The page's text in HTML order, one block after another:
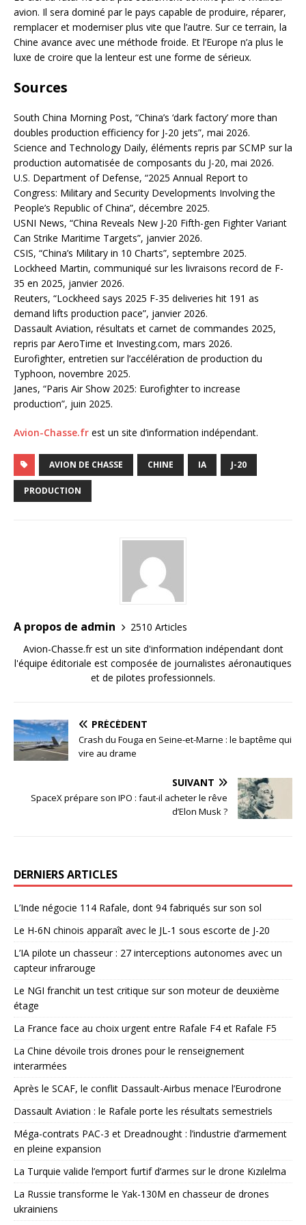
avion. Il sera dominé par le pays capable de produire, réparer,
remplacer et moderniser plus vite que l’autre. Sur ce terrain, la
Chine avance avec une méthode froide. Et l’Europe n’a plus le
luxe de croire que la lenteur est une forme de sérieux.
Sources
South China Morning Post, “China’s ‘dark factory’ more than
doubles production efficiency for J-20 jets”, mai 2026.
Science and Technology Daily, éléments repris par SCMP sur la
production automatisée de composants du J-20, mai 2026.
U.S. Department of Defense, “2025 Annual Report to
Congress: Military and Security Developments Involving the
People’s Republic of China”, décembre 2025.
USNI News, “China Reveals New J-20 Fifth-gen Fighter Variant
Can Strike Maritime Targets”, janvier 2026.
CSIS, “China’s Military in 10 Charts”, septembre 2025.
Lockheed Martin, communiqué sur les livraisons record de F-
35 en 2025, janvier 2026.
Reuters, “Lockheed says 2025 F-35 deliveries hit 191 as
demand lifts production pace”, janvier 2026.
Dassault Aviation, résultats et carnet de commandes 2025,
repris par AeroTime et Investing.com, mars 2026.
Eurofighter, entretien sur l’accélération de production du
Typhoon, novembre 2025.
Janes, “Paris Air Show 2025: Eurofighter to increase
production”, juin 2025.
Avion-Chasse.fr est un site d’information indépendant.
AVION DE CHASSE CHINE IA J-20
PRODUCTION
A propos de admin
2510 Articles
Avion-Chasse.fr est un site d'information indépendant dont
l'équipe éditoriale est composée de journalistes aéronautiques
et de pilotes professionnels.
PRÉCÉDENT
Crash du Fouga en Seine-et-Marne : le baptême qui
vire au drame
SUIVANT
SpaceX prépare son IPO : faut-il acheter le rêve
d’Elon Musk ?
DERNIERS ARTICLES
L’Inde négocie 114 Rafale, dont 94 fabriqués sur son sol
Le H-6N chinois apparaît avec le JL-1 sous escorte de J-20
L’IA pilote un chasseur : 27 interceptions autonomes avec un
capteur infrarouge
Le NGI franchit un test critique sur son moteur de deuxième
étage
La France face au choix urgent entre Rafale F4 et Rafale F5
La Chine dévoile trois drones pour le renseignement
interarmées
Après le SCAF, le conflit Dassault-Airbus menace l’Eurodrone
Dassault Aviation : le Rafale porte les résultats semestriels
Méga-contrats PAC-3 et Dreadnought : l’industrie d’armement
en pleine expansion
La Turquie valide l’emport furtif d’armes sur le drone Kızılelma
La Russie transforme le Yak-130M en chasseur de drones
ukrainiens